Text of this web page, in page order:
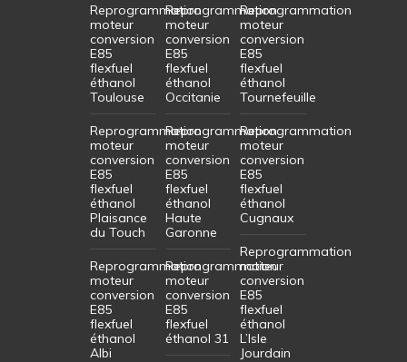
Reprogrammation
moteur
conversion
E85
flexfuel
éthanol
Toulouse
Reprogrammation
moteur
conversion
E85
flexfuel
éthanol
Plaisance
du Touch
Reprogrammation
moteur
conversion
E85
flexfuel
éthanol
Albi
Reprogrammation
moteur
conversion
E85
flexfuel
éthanol
Occitanie
Reprogrammation
moteur
conversion
E85
flexfuel
éthanol
Haute
Garonne
Reprogrammation
moteur
conversion
E85
flexfuel
éthanol 31
Reprogrammation
moteur
conversion
E85
flexfuel
éthanol
Tournefeuille
Reprogrammation
moteur
conversion
E85
flexfuel
éthanol
Cugnaux
Reprogrammation
moteur
conversion
E85
flexfuel
éthanol
L’Isle
Jourdain